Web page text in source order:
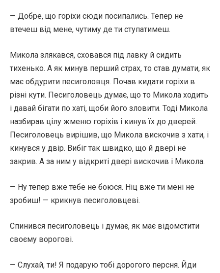
— Добре, що горіхи сюди посипались. Тепер не
втечеш від мене, чутиму де ти ступатимеш.
Микола злякався, сховався під лавку й сидить
тихенько. А як минув перший страх, то став думати, як
має обдурити песиголовця. Почав кидати горіхи в
різні кути. Песиголовець думає, що то Микола ходить
і давай бігати по хаті, щоби його зловити. Тоді Микола
назбирав цілу жменю горіхів і кинув їх до дверей.
Песиголовець вирішив, що Микола вискочив з хати, і
кинувся у двір. Вибіг так швидко, що й двері не
закрив. А за ним у відкриті двері вискочив і Микола.
— Ну тепер вже тебе не боюся. Ніц вже ти мені не
зробиш! — крикнув песиголовцеві.
Спинився песиголовець і думає, як має відомстити
своєму ворогові.
— Слухай, ти! Я подарую тобі дорогого персня. Йди